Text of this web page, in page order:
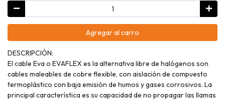
Agregar al carro
DESCRIPCIÓN:
El cable Eva o EVAFLEX es la alternativa libre de halógenos son
cables maleables de cobre flexible, con aislación de compuesto
termoplástico con baja emisión de humos y gases corrosivos. La
principal característica es su capacidad de no propagar las llamas